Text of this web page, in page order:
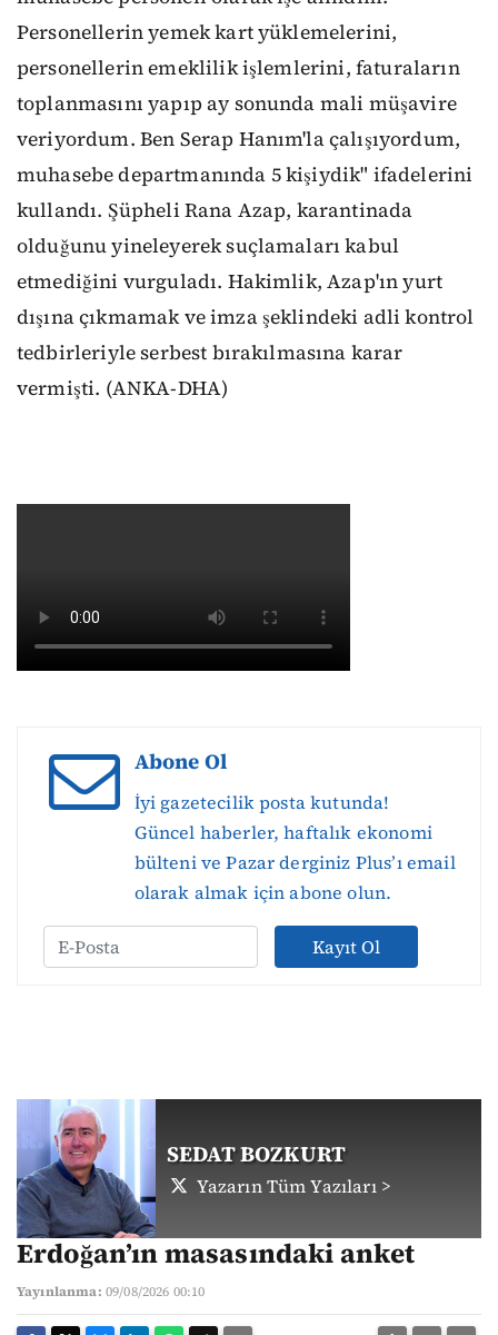
Personellerin yemek kart yüklemelerini,
personellerin emeklilik işlemlerini, faturaların
toplanmasını yapıp ay sonunda mali müşavire
veriyordum. Ben Serap Hanım'la çalışıyordum,
muhasebe departmanında 5 kişiydik" ifadelerini
kullandı. Şüpheli Rana Azap, karantinada
olduğunu yineleyerek suçlamaları kabul
etmediğini vurguladı. Hakimlik, Azap'ın yurt
dışına çıkmamak ve imza şeklindeki adli kontrol
tedbirleriyle serbest bırakılmasına karar
vermişti. (ANKA-DHA)
Abone Ol
İyi gazetecilik posta kutunda!
Güncel haberler, haftalık ekonomi
bülteni ve Pazar derginiz Plus’ı email
olarak almak için abone olun.
Kayıt Ol
SEDAT BOZKURT
Yazarın Tüm Yazıları >
Erdoğan’ın masasındaki anket
Yayınlanma: 09/08/2026 00:10